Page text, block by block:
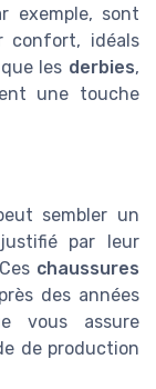
exemple, sont
confort, idéals
les derbies,
une touche
sembler un
par leur
chaussures
des années
vous assure
de production